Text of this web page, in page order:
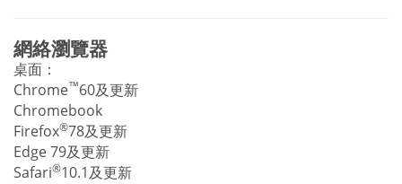
網絡瀏覽器
桌面：
Chrome™60及更新
Chromebook
Firefox®78及更新
Edge 79及更新
Safari®10.1及更新